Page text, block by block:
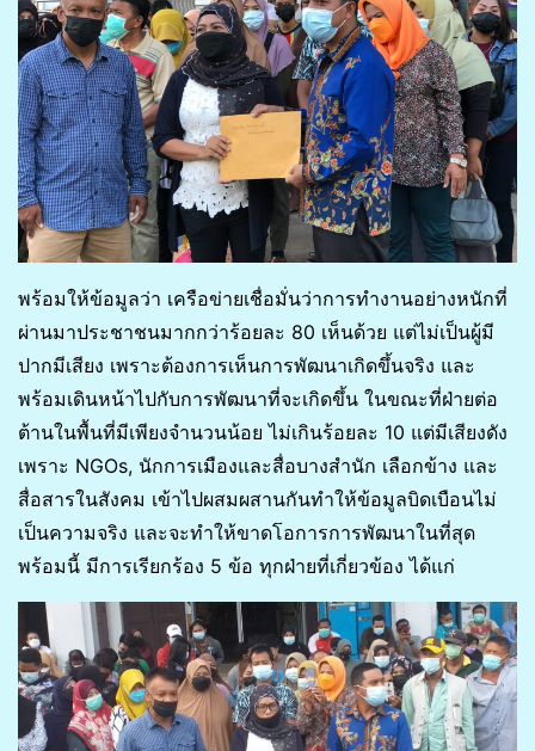
พร้อมให้ข้อมูลว่า เครือข่ายเชื่อมั่นว่าการทำงานอย่างหนักที่
ผ่านมาประชาชนมากกว่าร้อยละ 80 เห็นด้วย แต่ไม่เป็นผู้มี
ปากมีเสียง เพราะต้องการเห็นการพัฒนาเกิดขึ้นจริง และ
พร้อมเดินหน้าไปกับการพัฒนาที่จะเกิดขึ้น ในขณะที่ฝ่ายต่อ
ต้านในพื้นที่มีเพียงจำนวนน้อย ไม่เกินร้อยละ 10 แต่มีเสียงดัง
เพราะ NGOs, นักการเมืองและสื่อบางสำนัก เลือกข้าง และ
สื่อสารในสังคม เข้าไปผสมผสานกันทำให้ข้อมูลบิดเบือนไม่
เป็นความจริง และจะทำให้ขาดโอการการพัฒนาในที่สุด
พร้อมนี้ มีการเรียกร้อง 5 ข้อ ทุกฝ่ายที่เกี่ยวข้อง ได้แก่